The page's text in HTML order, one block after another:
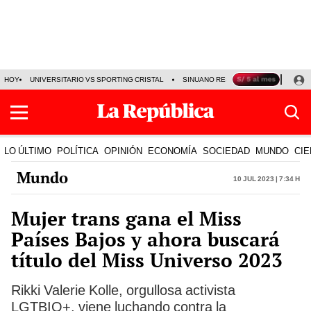
HOY UNIVERSITARIO VS SPORTING CRISTAL SINUANO RESULTADOS HOY
LO ÚLTIMO POLÍTICA OPINIÓN ECONOMÍA SOCIEDAD MUNDO
Mundo 10 Jul 2023 | 7:34 h
Mujer trans gana el Miss
Países Bajos y ahora buscará
título del Miss Universo 2023
Rikki Valerie Kolle, orgullosa activista
LGTBIQ+, viene luchando contra la